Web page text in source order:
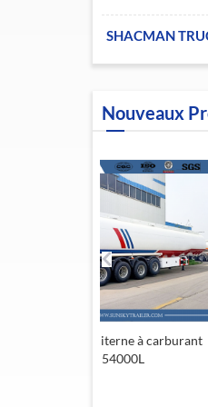
SHACMAN
Nouveaux
Bande-